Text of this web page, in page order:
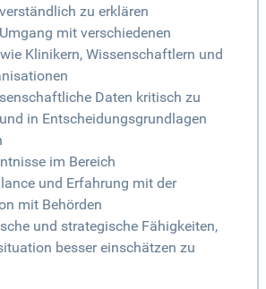
zu erklären
mit verschiedenen
Klinikern, Wissenschaftlern und
Daten kritisch zu
in Entscheidungsgrundlagen
im Bereich
und Erfahrung mit der
mit Behörden
und strategische Fähigkeiten,
besser einschätzen zu